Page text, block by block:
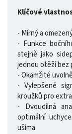
Klíčové
- Mírný a
- Funkce
stejně jako
jednou otěží bez
- Okamžité
- Vylepšené
kroužků pro
- Dvoudílná
optimální
ušima